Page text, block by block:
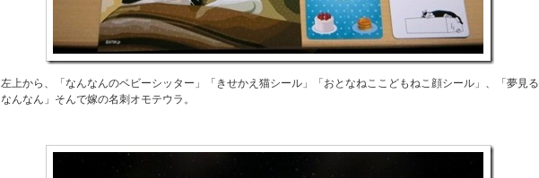
左上から、「なんなんのベビーシッター」「きせかえ猫シール」「おとなねここどもねこ顔シール」、「夢見る
なんなん」そんで嫁の名刺オモテウラ。